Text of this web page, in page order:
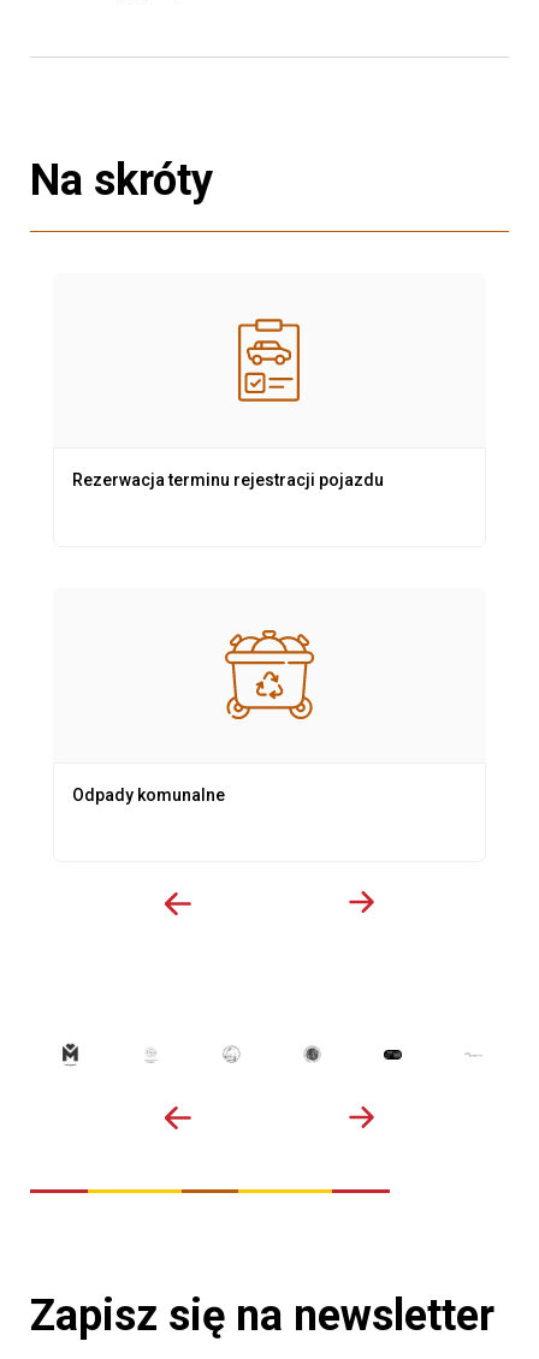
Na skróty
Rezerwacja terminu rejestracji pojazdu
Odpady komunalne
Zapisz się na newsletter